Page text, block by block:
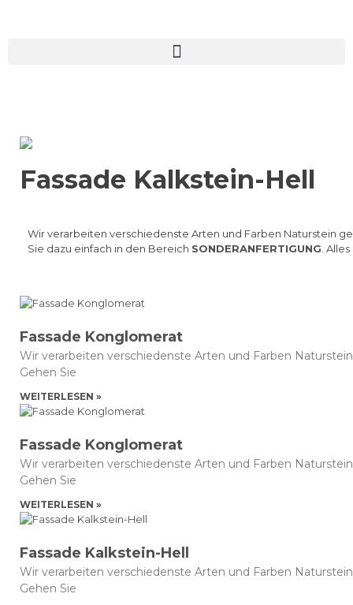
Fassade Kalkstein-Hell
Wir verarbeiten verschiedenste Arten und Farben Naturstein
Sie dazu einfach in den Bereich SONDERANFERTIGUNG .
Fassade Konglomerat
Wir verarbeiten verschiedenste Arten und Farben
Gehen Sie
WEITERLESEN »
Fassade Konglomerat
Wir verarbeiten verschiedenste Arten und Farben
Gehen Sie
WEITERLESEN »
Fassade Kalkstein-Hell
Wir verarbeiten verschiedenste Arten und Farben
Gehen Sie